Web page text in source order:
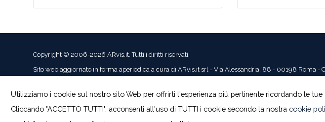
Copyright © 2006-2026 ARvis.it. Tutti i diritti riservati.
Sito web aggiornato in forma aperiodica a cura di ARvis.it srl - Via Alessandria, 88 - 00198 Roma -
Utilizziamo i cookie sul nostro sito Web per offrirti l'esperienza più pertinente ricordando le tue
Cliccando "ACCETTO TUTTI", acconsenti all'uso di TUTTI i cookie secondo la nostra cookie